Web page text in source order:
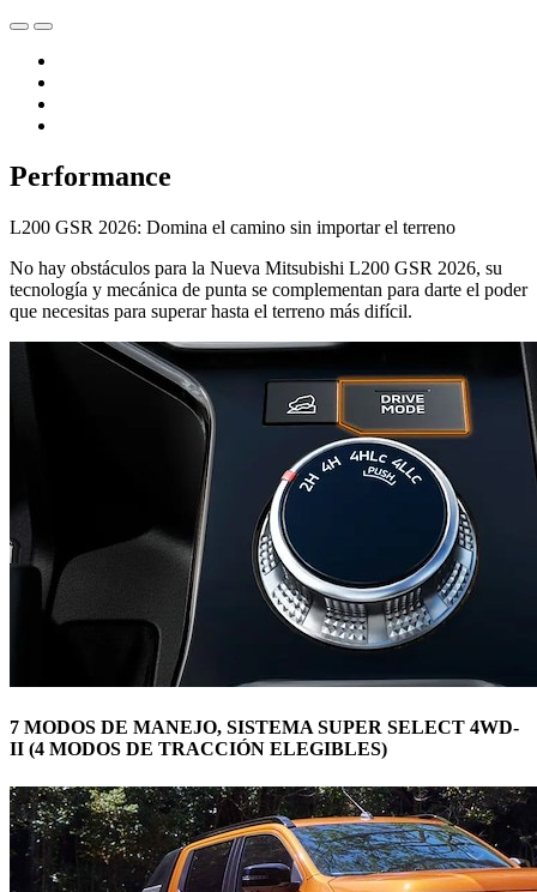
Performance
L200 GSR 2026: Domina el camino sin importar el terreno
No hay obstáculos para la Nueva Mitsubishi L200 GSR 2026, su
tecnología y mecánica de punta se complementan para darte el poder
que necesitas para superar hasta el terreno más difícil.
7 MODOS DE MANEJO, SISTEMA SUPER SELECT 4WD-
II (4 MODOS DE TRACCIÓN ELEGIBLES)